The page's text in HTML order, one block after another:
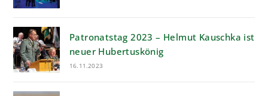
Patronatstag 2023 – Helmut Kauschka ist
neuer Hubertuskönig
16.11.2023